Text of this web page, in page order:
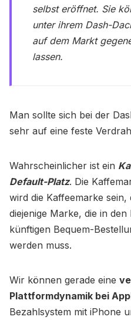
selbst eröffnet. Sie
unter ihrem Dash-
auf dem Markt
lassen.
Man sollte sich bei der
sehr auf eine feste
Wahrscheinlicher ist ein
Default-Platz. Die
wird die Kaffeemarke
diejenige Marke, die in
künftigen Bequem-
werden muss.
Wir können gerade eine
Plattformdynamik bei
Bezahlsystem mit iPhone